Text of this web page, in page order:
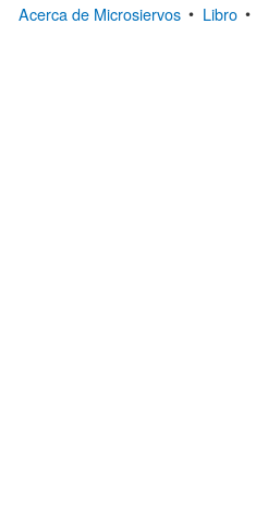
Acerca de Microsiervos • Libro •